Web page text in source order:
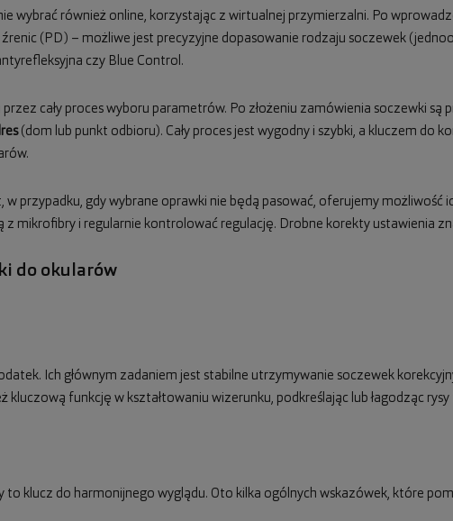
wybrać również online, korzystając z wirtualnej przymierzalni. Po
(PD) – możliwe jest precyzyjne dopasowanie rodzaju soczewek
czy Blue Control.
cały proces wyboru parametrów. Po złożeniu zamówienia soczewki są
(dom lub punkt odbioru). Cały proces jest wygodny i szybki, a kluczem do
w przypadku, gdy wybrane oprawki nie będą pasować, oferujemy
z mikrofibry i regularnie kontrolować regulację. Drobne korekty ustawienia
do okularów
Ich głównym zadaniem jest stabilne utrzymywanie soczewek
kluczową funkcję w kształtowaniu wizerunku, podkreślając lub łagodząc rysy
klucz do harmonijnego wyglądu. Oto kilka ogólnych wskazówek, które